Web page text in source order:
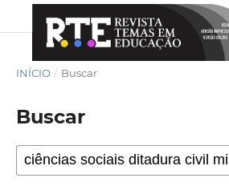
INÍCIO / Buscar
Buscar